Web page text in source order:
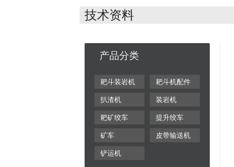
技术资料
产品分类
耙斗装岩机 耙斗机配件
扒渣机 装岩机
耙矿绞车 提升绞车
矿车 皮带输送机
铲运机